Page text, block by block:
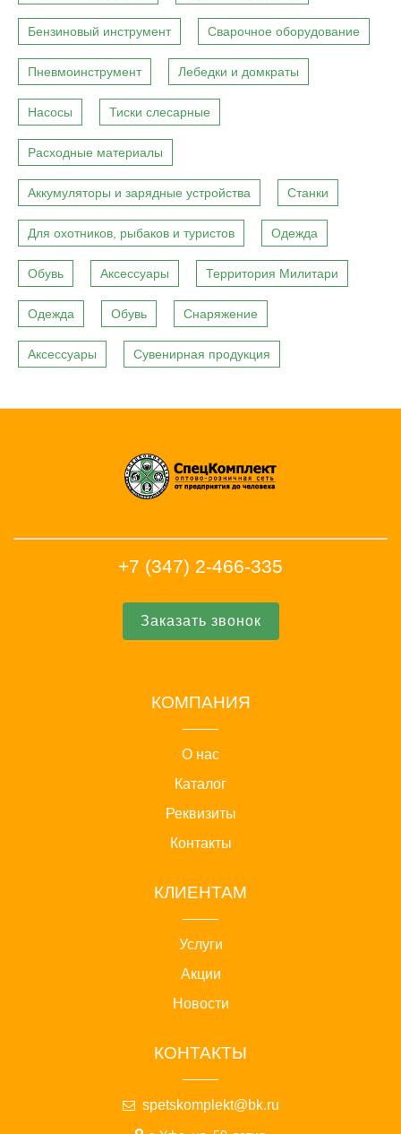
Бензиновый инструмент Сварочное оборудование
Пневмоинструмент Лебедки и домкраты
Насосы Тиски слесарные
Расходные материалы
Аккумуляторы и зарядные устройства Станки
Для охотников, рыбаков и туристов Одежда
Обувь Аксессуары Территория Милитари
Одежда Обувь Снаряжение
Аксессуары Сувенирная продукция
+7 (347) 2-466-335
Заказать звонок
КОМПАНИЯ
О нас
Каталог
Реквизиты
Контакты
КЛИЕНТАМ
Услуги
Акции
Новости
КОНТАКТЫ
spetskomplekt@bk.ru